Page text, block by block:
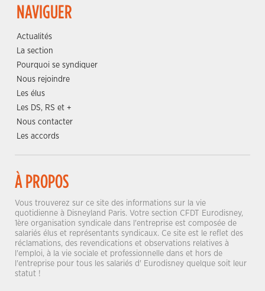
NAVIGUER
Actualités
La section
Pourquoi se syndiquer
Nous rejoindre
Les élus
Les DS, RS et +
Nous contacter
Les accords
À PROPOS
Vous trouverez sur ce site des informations sur la vie
quotidienne à Disneyland Paris. Votre section CFDT Eurodisney,
1ère organisation syndicale dans l'entreprise est composée de
salariés élus et représentants syndicaux. Ce site est le reflet des
réclamations, des revendications et observations relatives à
l'emploi, à la vie sociale et professionnelle dans et hors de
l'entreprise pour tous les salariés d' Eurodisney quelque soit leur
statut !